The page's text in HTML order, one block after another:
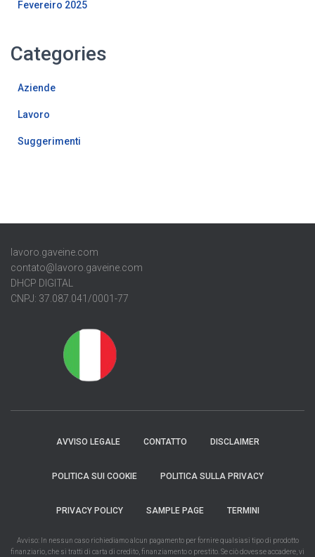
Fevereiro 2025
Categories
Aziende
Lavoro
Suggerimenti
lavoro.gaveine.com
contato@lavoro.gaveine.com
DHCP DIGITAL
CNPJ: 37.087.041/0001-77
AVVISO LEGALE CONTATTO DISCLAIMER
POLITICA SUI COOKIE POLITICA SULLA PRIVACY
PRIVACY POLICY SAMPLE PAGE TERMINI
Avviso: In nessun caso richiediamo alcun pagamento per fornire qualsiasi tipo di prodotto
finanziario, che si tratti di carta di credito, finanziamento o prestito. Se ciò dovesse accadere, vi